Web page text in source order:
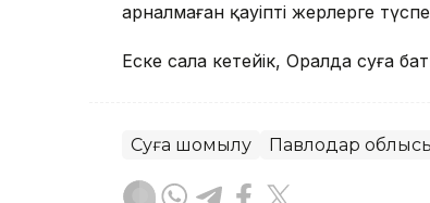
арналмаған қауіпті жерлерге
Еске сала кетейік, Оралда суға
Суға шомылу Павлодар